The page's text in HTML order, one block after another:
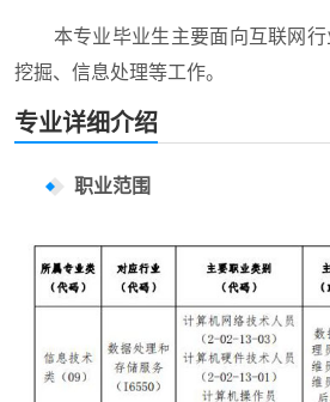
本专业毕业生主要面向互联网行
挖掘、信息处理等工作。
专业详细介绍
职业范围